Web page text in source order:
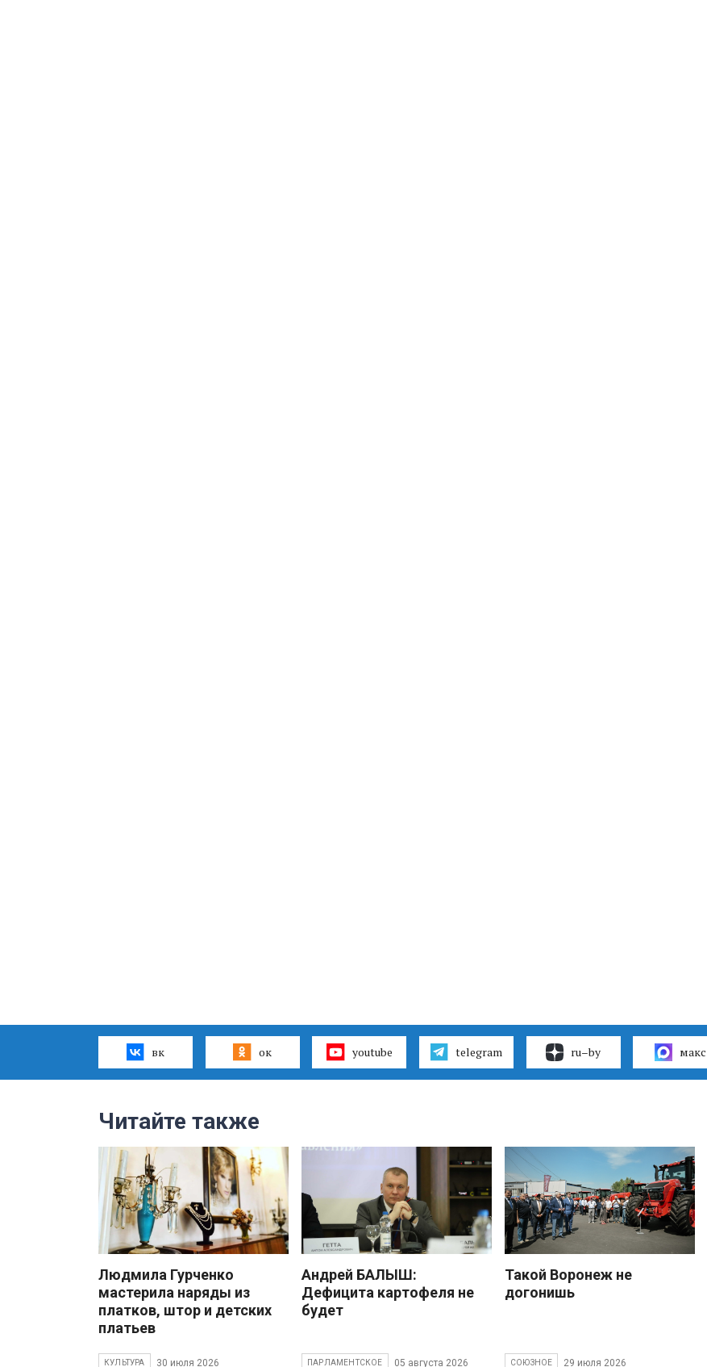
вк ок youtube telegram ru–by макс
Читайте также
Людмила Гурченко
мастерила наряды из
платков, штор и детских
платьев
КУЛЬТУРА 30 июля 2026
Андрей БАЛЫШ:
Дефицита картофеля не
будет
ПАРЛАМЕНТСКОЕ 05 августа 2026
Такой Воронеж не
догонишь
СОЮЗНОЕ 29 июля 2026